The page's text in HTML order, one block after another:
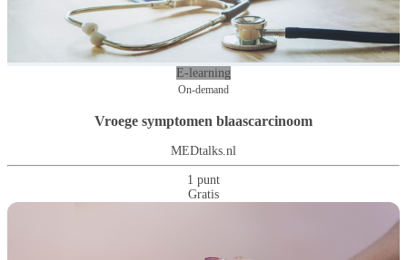
E-learning
On-demand
Vroege symptomen blaascarcinoom
MEDtalks.nl
1 punt
Gratis